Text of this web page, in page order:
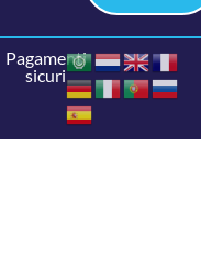
Pagamenti
sicuri